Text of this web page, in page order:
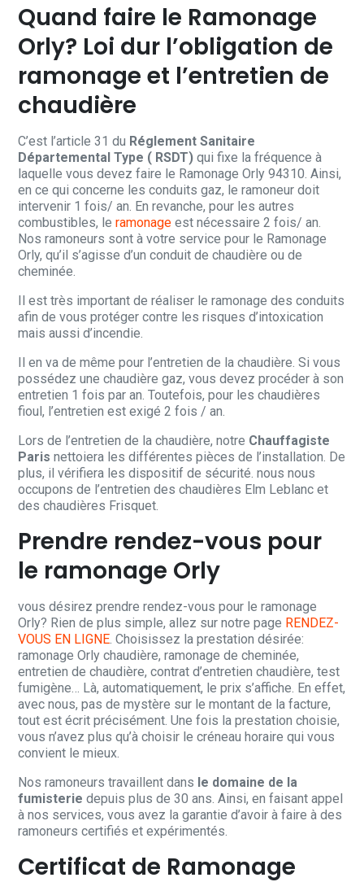
Quand faire le Ramonage
Orly? Loi dur l’obligation de
ramonage et l’entretien de
chaudière
C’est l’article 31 du Réglement Sanitaire
Départemental Type ( RSDT) qui fixe la fréquence à
laquelle vous devez faire le Ramonage Orly 94310. Ainsi,
en ce qui concerne les conduits gaz, le ramoneur doit
intervenir 1 fois/ an. En revanche, pour les autres
combustibles, leramonage est nécessaire 2 fois/ an.
Nos ramoneurs sont à votre service pour le Ramonage
Orly, qu’il s’agisse d’un conduit de chaudière ou de
cheminée.
Il est très important de réaliser le ramonage des conduits
afin de vous protéger contre les risques d’intoxication
mais aussi d’incendie.
Il en va de même pour l’entretien de la chaudière. Si vous
possédez une chaudière gaz, vous devez procéder à son
entretien 1 fois par an. Toutefois, pour les chaudières
fioul, l’entretien est exigé 2 fois / an.
Lors de l’entretien de la chaudière, notre Chauffagiste
Paris nettoiera les différentes pièces de l’installation. De
plus, il vérifiera les dispositif de sécurité. nous nous
occupons de l’entretien des chaudières Elm Leblanc et
des chaudières Frisquet.
Prendre rendez-vous pour
le ramonage Orly
vous désirez prendre rendez-vous pour le ramonage
Orly? Rien de plus simple, allez sur notre page RENDEZ-
VOUS EN LIGNE. Choisissez la prestation désirée:
ramonage Orly chaudière, ramonage de cheminée,
entretien de chaudière, contrat d’entretien chaudière, test
fumigène… Là, automatiquement, le prix s’affiche. En effet,
avec nous, pas de mystère sur le montant de la facture,
tout est écrit précisément. Une fois la prestation choisie,
vous n’avez plus qu’à choisir le créneau horaire qui vous
convient le mieux.
Nos ramoneurs travaillent dans le domaine de la
fumisterie depuis plus de 30 ans. Ainsi, en faisant appel
à nos services, vous avez la garantie d’avoir à faire à des
ramoneurs certifiés et expérimentés.
Certificat de Ramonage